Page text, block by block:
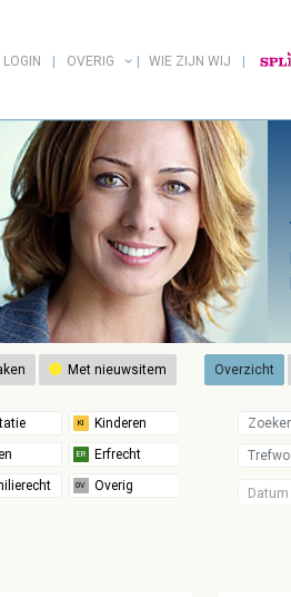
LOGIN OVERIG WIE ZIJN WIJ
Met nieuwsitem Overzicht
Datum